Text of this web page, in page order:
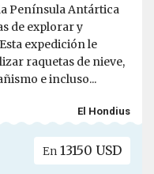
Península Antártica
de explorar y
expedición le
raquetas de nieve,
e incluso...
El Hondius
En 13150 USD